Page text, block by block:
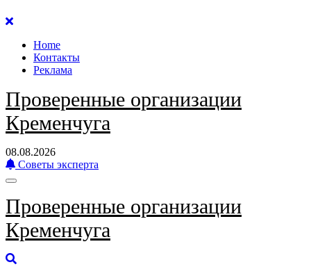
Перейти
содержанию
Home
Контакты
Реклама
Проверенные организации
Кременчуга
08.08.2026
Советы эксперта
Проверенные организации
Кременчуга